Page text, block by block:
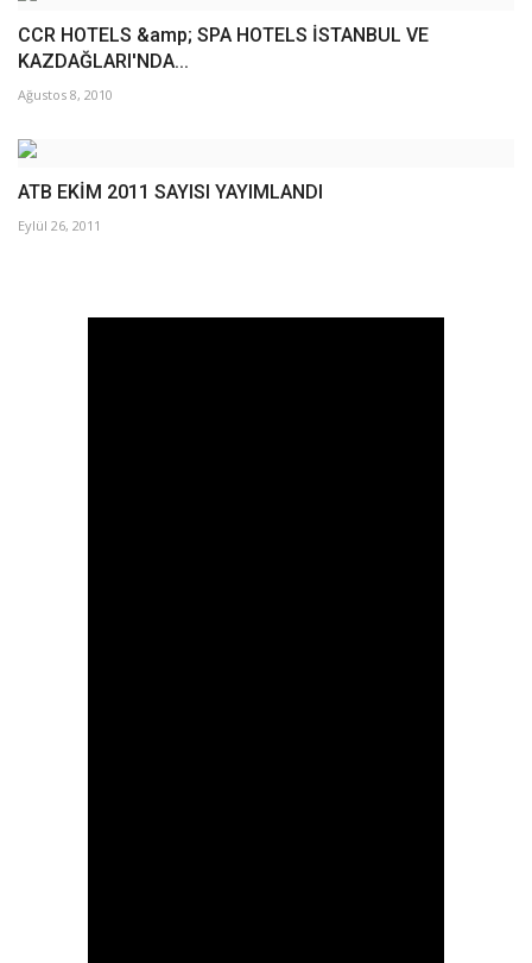
CCR HOTELS &amp; SPA HOTELS İSTANBUL VE
KAZDAĞLARI'NDA...
Ağustos 8, 2010
ATB EKİM 2011 SAYISI YAYIMLANDI
Eylül 26, 2011